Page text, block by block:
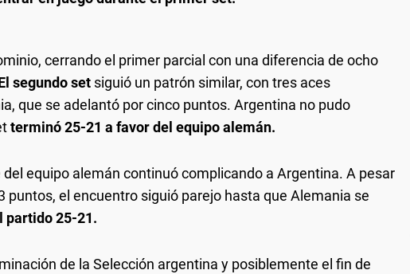
cerrando el primer parcial con una diferencia de ocho
segundo set siguió un patrón similar, con tres aces
que se adelantó por cinco puntos. Argentina no pudo
terminó 25-21 a favor del equipo alemán.
del equipo alemán continuó complicando a Argentina. A pesar
puntos, el encuentro siguió parejo hasta que Alemania se
partido 25-21.
de la Selección argentina y posiblemente el fin de